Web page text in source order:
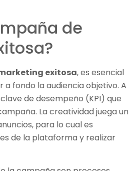
de
exitosa, es esencial
fondo la audiencia objetivo. A
de desempeño (KPI) que
La creatividad juega un
para lo cual es
de la plataforma y realizar